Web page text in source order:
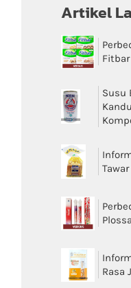
Artikel
Fitbar
Susu
Tawar
Rasa